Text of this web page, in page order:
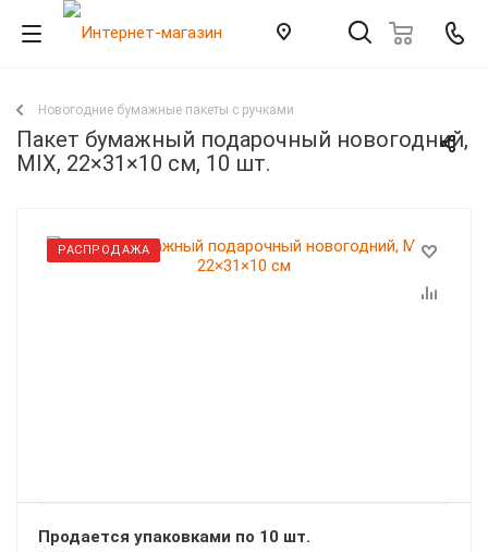
Новогодние бумажные пакеты с ручками
Пакет бумажный подарочный новогодний,
MIX, 22×31×10 см, 10 шт.
РАСПРОДАЖА
Продается упаковками по 10 шт.